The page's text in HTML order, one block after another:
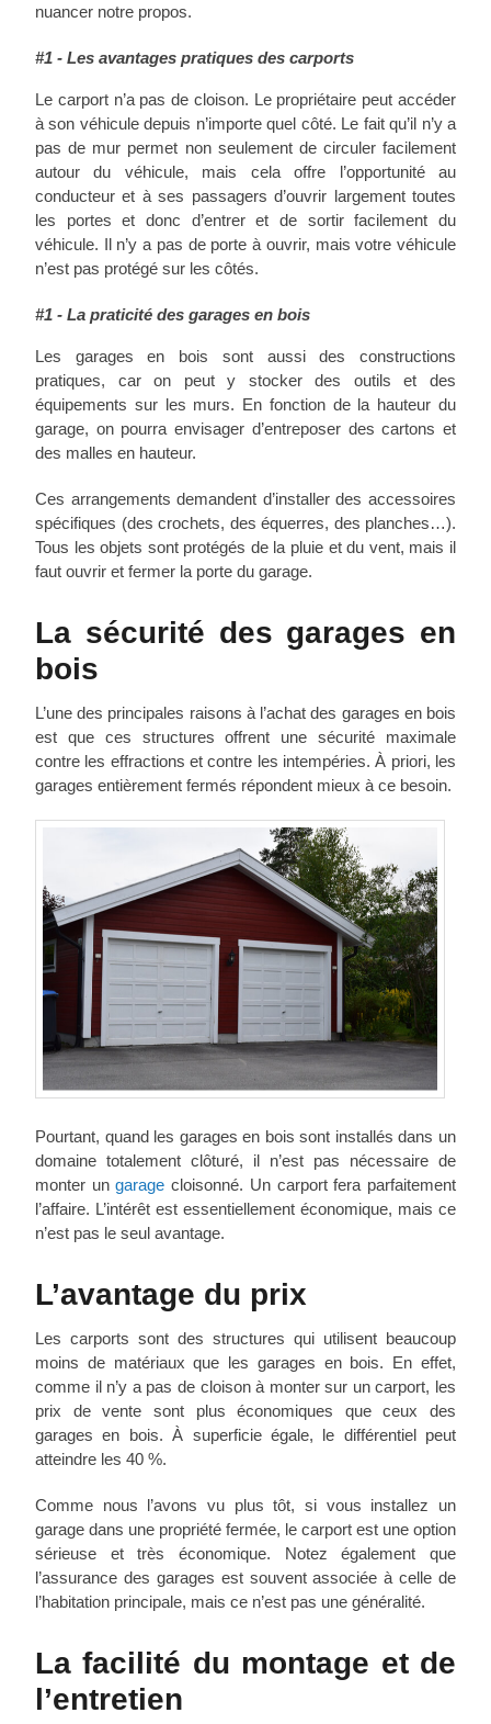
nuancer notre propos.
#1 - Les avantages pratiques des carports
Le carport n’a pas de cloison. Le propriétaire peut accéder
à son véhicule depuis n’importe quel côté. Le fait qu’il n’y a
pas de mur permet non seulement de circuler facilement
autour du véhicule, mais cela offre l’opportunité au
conducteur et à ses passagers d’ouvrir largement toutes
les portes et donc d’entrer et de sortir facilement du
véhicule. Il n’y a pas de porte à ouvrir, mais votre véhicule
n’est pas protégé sur les côtés.
#1 - La praticité des garages en bois
Les garages en bois sont aussi des constructions
pratiques, car on peut y stocker des outils et des
équipements sur les murs. En fonction de la hauteur du
garage, on pourra envisager d’entreposer des cartons et
des malles en hauteur.
Ces arrangements demandent d’installer des accessoires
spécifiques (des crochets, des équerres, des planches…).
Tous les objets sont protégés de la pluie et du vent, mais il
faut ouvrir et fermer la porte du garage.
La sécurité des garages en
bois
L’une des principales raisons à l’achat des garages en bois
est que ces structures offrent une sécurité maximale
contre les effractions et contre les intempéries. À priori, les
garages entièrement fermés répondent mieux à ce besoin.
Pourtant, quand les garages en bois sont installés dans un
domaine totalement clôturé, il n’est pas nécessaire de
monter ungaragecloisonné. Un carport fera parfaitement
l’affaire. L’intérêt est essentiellement économique, mais ce
n’est pas le seul avantage.
L’avantage du prix
Les carports sont des structures qui utilisent beaucoup
moins de matériaux que les garages en bois. En effet,
comme il n’y a pas de cloison à monter sur un carport, les
prix de vente sont plus économiques que ceux des
garages en bois. À superficie égale, le différentiel peut
atteindre les 40 %.
Comme nous l’avons vu plus tôt, si vous installez un
garage dans une propriété fermée, le carport est une option
sérieuse et très économique. Notez également que
l’assurance des garages est souvent associée à celle de
l’habitation principale, mais ce n’est pas une généralité.
La facilité du montage et de
l’entretien